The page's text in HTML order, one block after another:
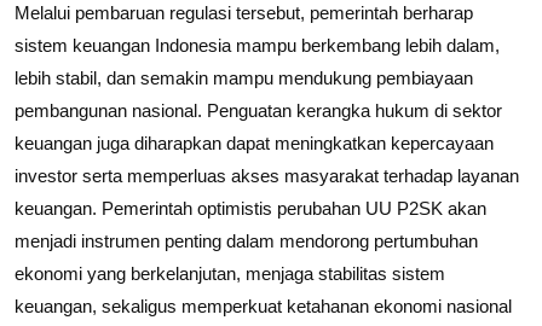
Melalui pembaruan regulasi tersebut, pemerintah berharap
sistem keuangan Indonesia mampu berkembang lebih dalam,
lebih stabil, dan semakin mampu mendukung pembiayaan
pembangunan nasional. Penguatan kerangka hukum di sektor
keuangan juga diharapkan dapat meningkatkan kepercayaan
investor serta memperluas akses masyarakat terhadap layanan
keuangan. Pemerintah optimistis perubahan UU P2SK akan
menjadi instrumen penting dalam mendorong pertumbuhan
ekonomi yang berkelanjutan, menjaga stabilitas sistem
keuangan, sekaligus memperkuat ketahanan ekonomi nasional